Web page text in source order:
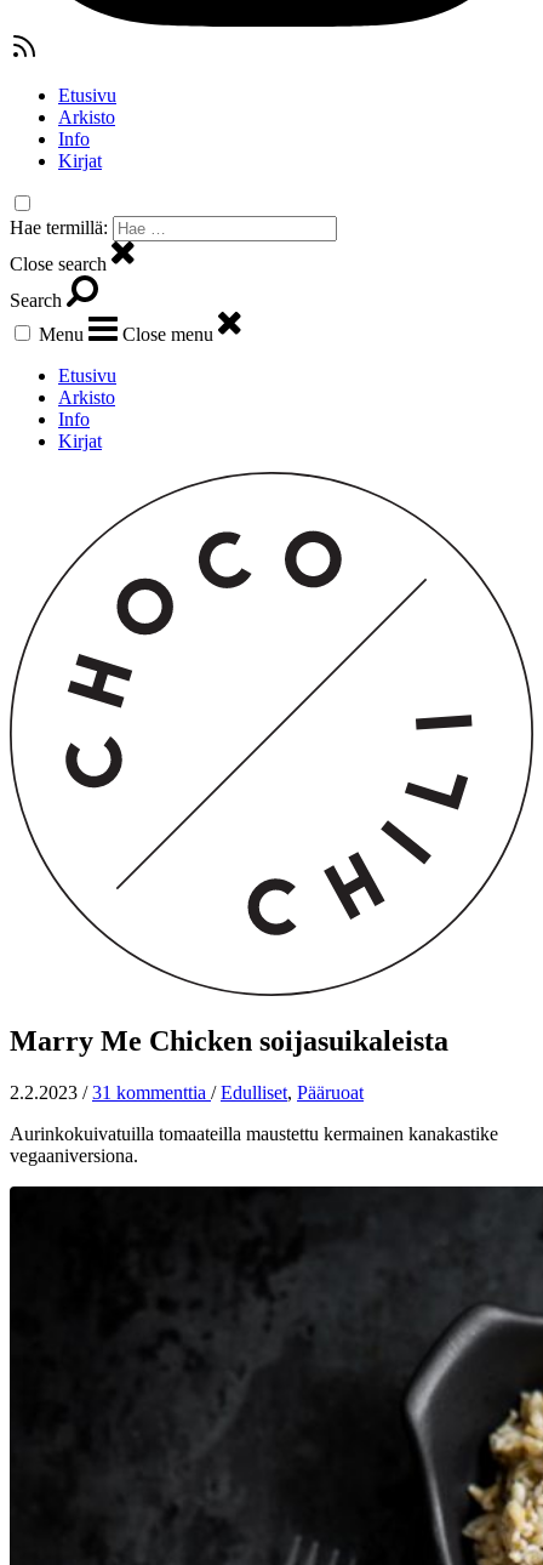
Etusivu
Arkisto
Info
Kirjat
Hae termillä:
Close search
Search
Menu
Close menu
Etusivu
Arkisto
Info
Kirjat
Marry Me Chicken soijasuikaleista
2.2.2023 / 31 kommenttia / Edulliset, Pääruoat
Aurinkokuivatuilla tomaateilla maustettu kermainen kanakastike
vegaaniversiona.